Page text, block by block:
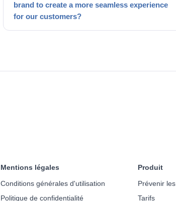
brand to create a more seamless experience
for our customers?
Mentions légales
Conditions générales d'utilisation
Politique de confidentialité
Produit
Prévenir
Tarifs